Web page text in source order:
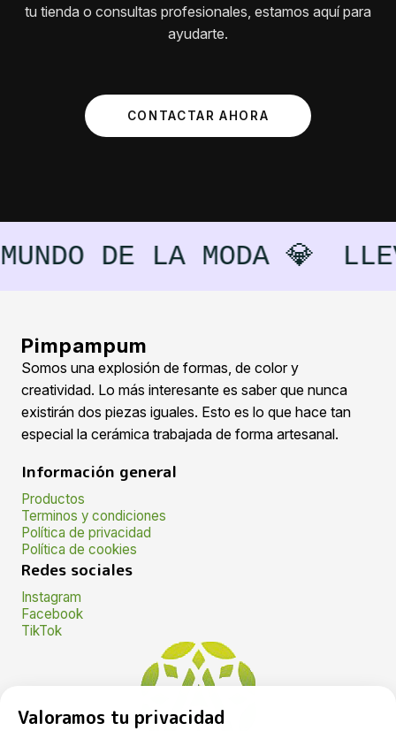
tu tienda o consultas profesionales, estamos aquí para
ayudarte.
CONTACTAR AHORA
DE LA MODA 💎
Pimpampum
Somos una explosión de formas, de color y
creatividad. Lo más interesante es saber que nunca
existirán dos piezas iguales. Esto es lo que hace tan
especial la cerámica trabajada de forma artesanal.
Información general
Productos
Terminos y condiciones
Política de privacidad
Política de cookies
Redes sociales
Instagram
Facebook
TikTok
Valoramos tu privacidad